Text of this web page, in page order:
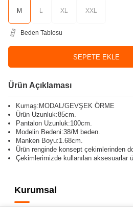
M L XL XXL
Beden Tablosu
SEPETE EKLE
Ürün Açıklaması
Kumaş:MODAL/GEVŞEK ÖRME
Ürün Uzunluk:85cm.
Pantalon Uzunluk:100cm.
Modelin Bedeni:38/M beden.
Manken Boyu:1.68cm.
Ürün renginde konsept çekimlerinden
Çekimlerimizde kullanılan aksesuarlar
Kurumsal